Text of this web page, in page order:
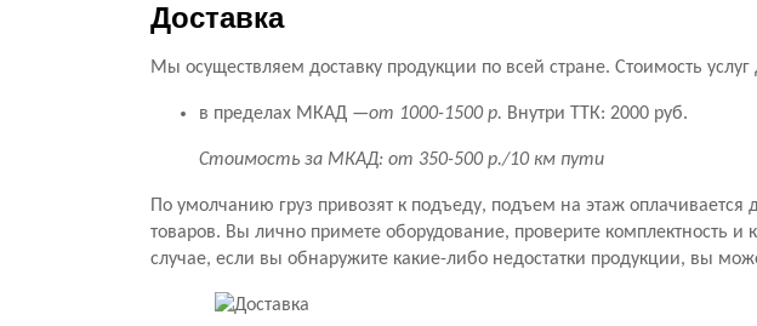
Доставка
Мы осуществляем доставку продукции по всей стране. Стоимость
в пределах МКАД —от 1000-1500 р. Внутри ТТК: 2000 руб.
Стоимость за МКАД: от 350-500 р./10 км пути
По умолчанию груз привозят к подъеду, подъем на этаж
товаров. Вы лично примете оборудование, проверите комплектность и
случае, если вы обнаружите какие-либо недостатки продукции, вы